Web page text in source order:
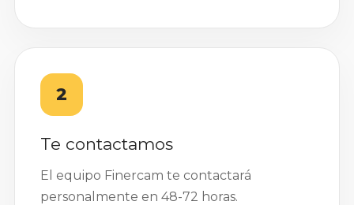
2
Te contactamos
El equipo Finercam te contactará
personalmente en 48-72 horas.